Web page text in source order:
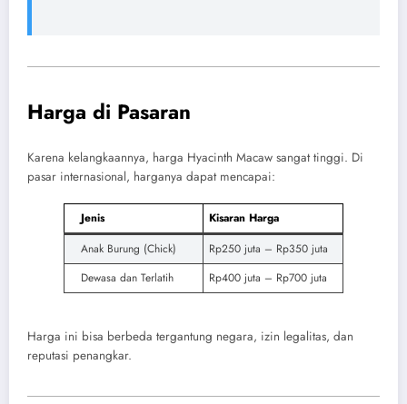
Harga di Pasaran
Karena kelangkaannya, harga Hyacinth Macaw sangat tinggi. Di
pasar internasional, harganya dapat mencapai:
Jenis
Kisaran Harga
Anak Burung (Chick)
Rp250 juta – Rp350 juta
Dewasa dan Terlatih
Rp400 juta – Rp700 juta
Harga ini bisa berbeda tergantung negara, izin legalitas, dan
reputasi penangkar.